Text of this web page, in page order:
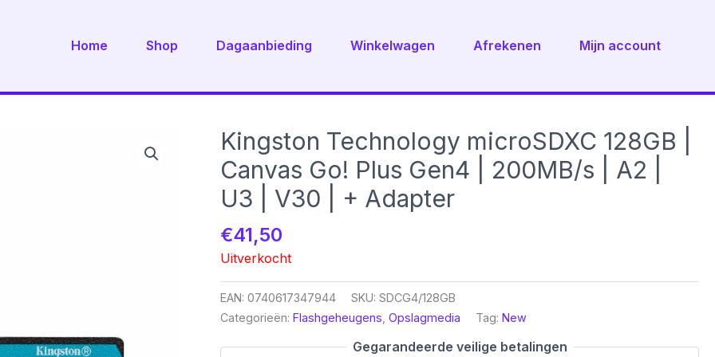
Home Shop Dagaanbieding Winkelwagen Afrekenen Mijn account
Kingston Technology microSDXC 128GB |
Canvas Go! Plus Gen4 | 200MB/s | A2 |
U3 | V30 | + Adapter
€41,50
Uitverkocht
EAN:0740617347944 SKU:SDCG4/128GB
Categorieën:Flashgeheugens ,Opslagmedia Tag:New
Gegarandeerde veilige betalingen